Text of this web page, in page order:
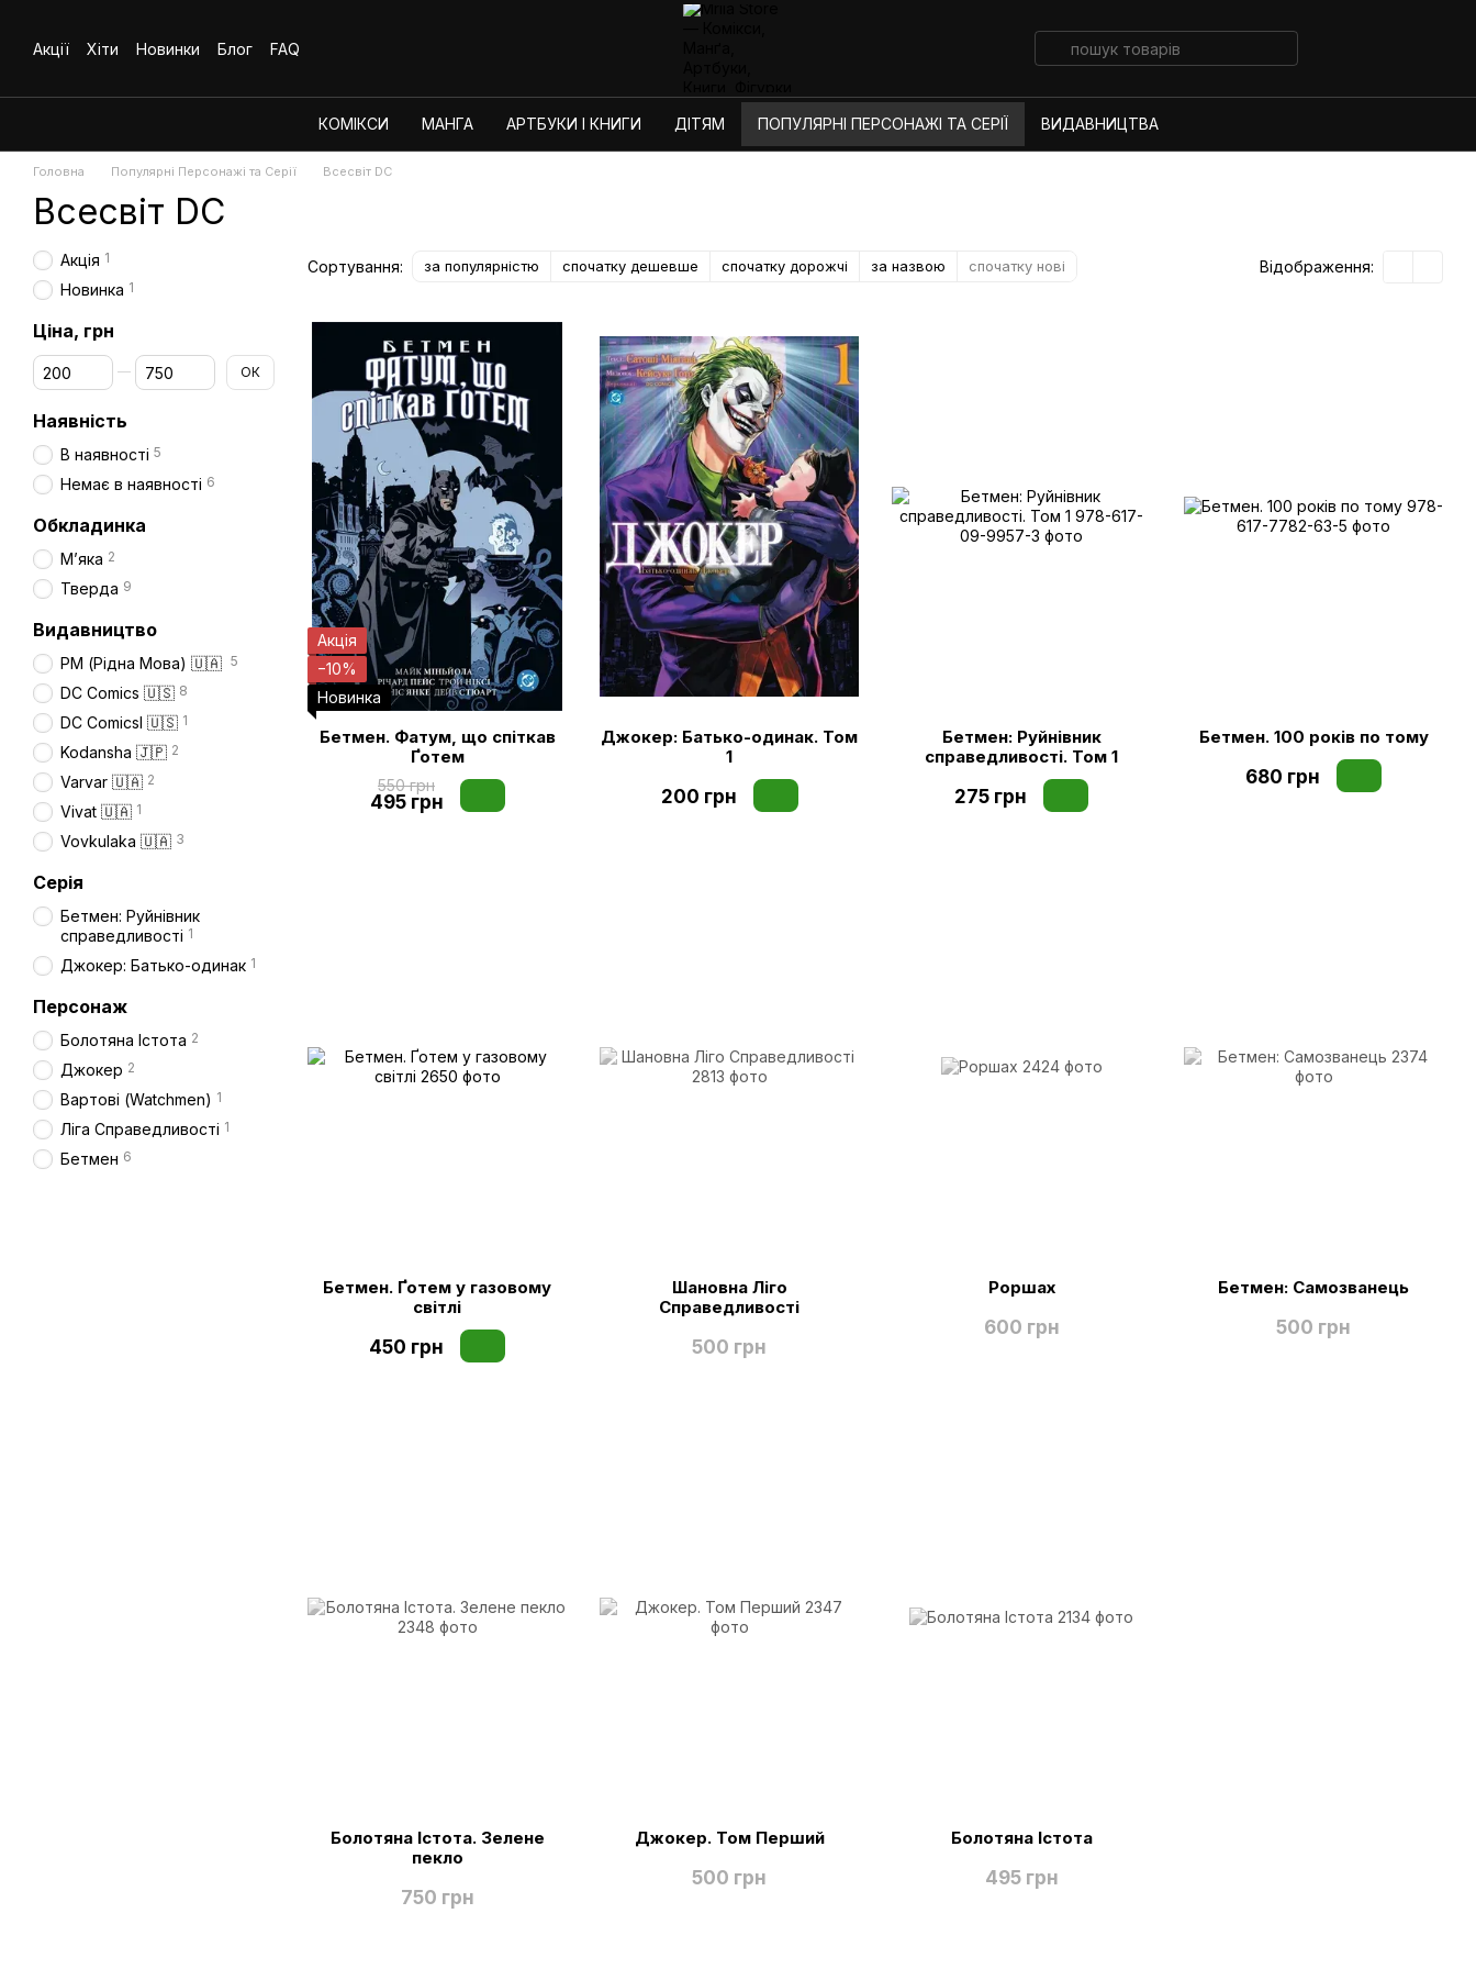
Акції
Хіти Новинки Блог FAQ
КОМІКСИ МАНГА АРТБУКИ І КНИГИ ДІТЯМ ПОПУЛЯРНІ ПЕРСОНАЖІ ТА СЕРІЇ ВИДАВНИЦТВА
Головна Популярні Персонажі та Серії Всесвіт DC
Всесвіт DC
Сортування: за популярністю спочатку дешевше спочатку дорожчі за назвою спочатку нові Відображення:
Акція
−10%
Новинка
Бетмен. Фатум, що спіткав
Ґотем
550 грн
495 грн
Джокер: Батько-одинак. Том
1
200 грн
Бетмен: Руйнівник
справедливості. Том 1
275 грн
Бетмен. 100 років по тому
680 грн
Бетмен. Ґотем у газовому
світлі
450 грн
Шановна Ліго
Справедливості
500 грн
Роршах
600 грн
Бетмен: Самозванець
500 грн
Болотяна Істота. Зелене
пекло
750 грн
Джокер. Том Перший
500 грн
Болотяна Істота
495 грн
Акція 1
Новинка 1
Ціна, грн
Від Ціна, грн
До Ціна, грн ОК
Наявність
В наявності 5
Немає в наявності 6
Обкладинка
Мʼяка 2
Тверда 9
Видавництво
РМ (Рідна Мова) 🇺🇦 5
DC Comics 🇺🇸 8
DC Comicsl 🇺🇸 1
Kodansha 🇯🇵 2
Varvar 🇺🇦 2
Vivat 🇺🇦 1
Vovkulaka 🇺🇦 3
Серія
Бетмен: Руйнівник
справедливості 1
Джокер: Батько-одинак 1
Персонаж
Болотяна Істота 2
Джокер 2
Вартові (Watchmen) 1
Ліга Справедливості 1
Бетмен 6